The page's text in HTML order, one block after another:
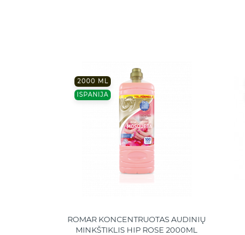
2000 ML
ISPANIJA
ROMAR KONCENTRUOTAS AUDINIŲ
MINKŠTIKLIS HIP ROSE 2000ML